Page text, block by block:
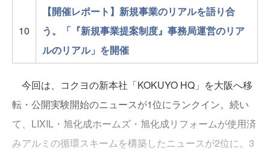
10
【開催レポート】新規事業のリアルを語り合
う。「『新規事業提案制度』事務局運営のリア
ルのリアル」を開催
今回は、コクヨの新本社「KOKUYO HQ」を大阪へ移
転・公開実験開始のニュースが1位にランクイン。続い
て、LIXIL・旭化成ホームズ・旭化成リフォームが使用済
みアルミの循環スキームを構築したニュースが2位に。3